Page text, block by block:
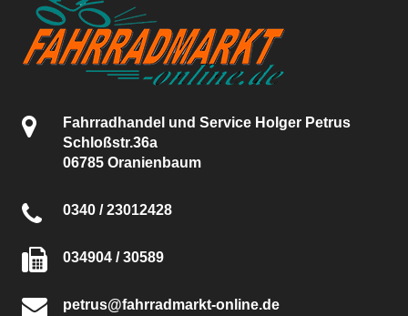
Fahrradhandel und Service Holger Petrus
Schloßstr.36a
06785 Oranienbaum
0340 / 23012428
034904 / 30589
petrus@fahrradmarkt-online.de